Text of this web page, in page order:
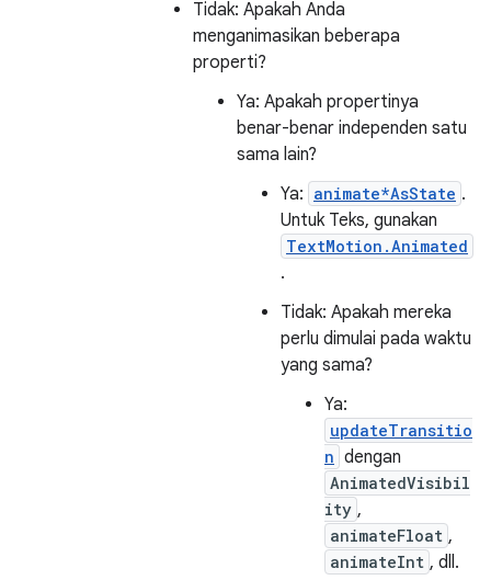
Tidak: Apakah Anda
menganimasikan beberapa
properti?
Ya: Apakah propertinya
benar-benar independen satu
sama lain?
Ya: animate*AsState .
Untuk Teks, gunakan
TextMotion.Animated
.
Tidak: Apakah mereka
perlu dimulai pada waktu
yang sama?
Ya:
updateTransitio
n dengan
AnimatedVisibil
ity ,
animateFloat ,
animateInt , dll.